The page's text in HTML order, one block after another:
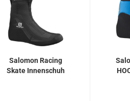
Salomon Racing
Skate Innenschuh